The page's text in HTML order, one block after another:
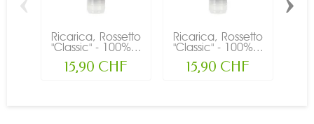
Ricarica, Rossetto
"Classic" - 100%...
15,90 CHF
Ricarica, Rossetto
"Classic" - 100%...
15,90 CHF